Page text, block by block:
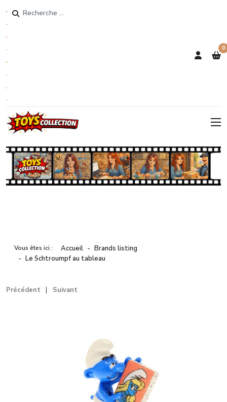
Rechercher
0
Vous êtes ici : Accueil
Brands listing
Le Schtroumpf au tableau
Précédent Suivant